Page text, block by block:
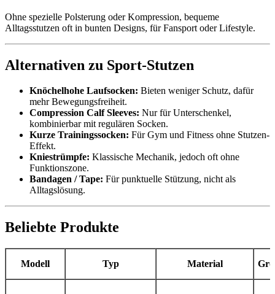
Ohne spezielle Polsterung oder Kompression, bequeme
Alltagsstutzen oft in bunten Designs, für Fansport oder Lifestyle.
Alternativen zu Sport-Stutzen
Knöchelhohe Laufsocken: Bieten weniger Schutz, dafür
mehr Bewegungsfreiheit.
Compression Calf Sleeves: Nur für Unterschenkel,
kombinierbar mit regulären Socken.
Kurze Trainingssocken: Für Gym und Fitness ohne Stutzen-
Effekt.
Kniestrümpfe: Klassische Mechanik, jedoch oft ohne
Funktionszone.
Bandagen / Tape: Für punktuelle Stützung, nicht als
Alltagslösung.
Beliebte Produkte
Modell Typ Material